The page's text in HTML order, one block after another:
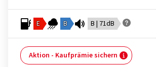
E B B | 71dB
Aktion - Kaufprämie sichern